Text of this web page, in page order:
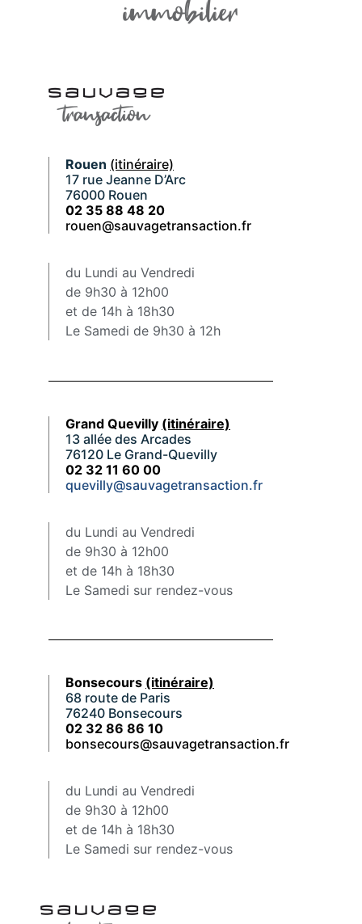
Rouen (itinéraire)
17 rue Jeanne D’Arc
76000 Rouen
02 35 88 48 20
rouen@sauvagetransaction.fr
du Lundi au Vendredi
de 9h30 à 12h00
et de 14h à 18h30
Le Samedi de 9h30 à 12h
Grand Quevilly (itinéraire)
13 allée des Arcades
76120 Le Grand-Quevilly
02 32 11 60 00
quevilly@sauvagetransaction.fr
du Lundi au Vendredi
de 9h30 à 12h00
et de 14h à 18h30
Le Samedi sur rendez-vous
Bonsecours (itinéraire)
68 route de Paris
76240 Bonsecours
02 32 86 86 10
bonsecours@sauvagetransaction.fr
du Lundi au Vendredi
de 9h30 à 12h00
et de 14h à 18h30
Le Samedi sur rendez-vous